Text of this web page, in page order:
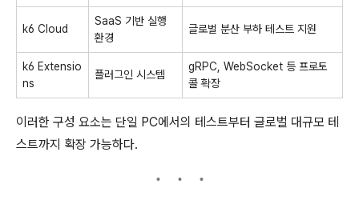
k6 Cloud
SaaS 기반 실행
환경
글로벌 분산 부하 테스트 지원
k6 Extensio
ns
플러그인 시스템
gRPC, WebSocket 등 프로토
콜 확장
이러한 구성 요소는 단일 PC에서의 테스트부터 글로벌 대규모 테
스트까지 확장 가능하다.